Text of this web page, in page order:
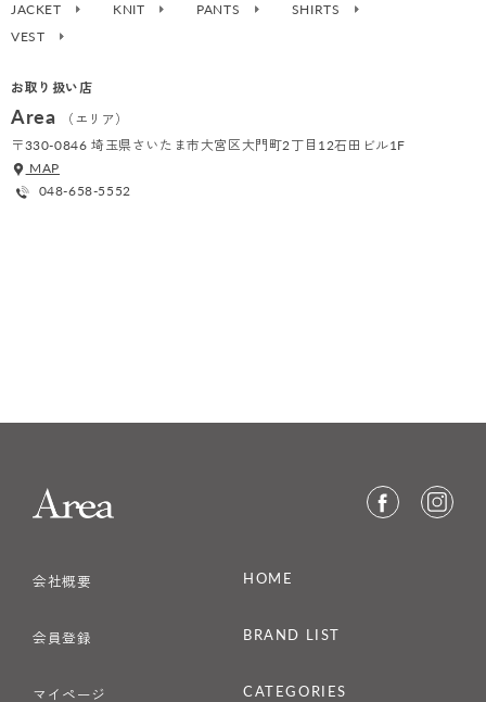
JACKET
KNIT PANTS
SHIRTS
VEST
お取り扱い店
Area
（エリア）
〒330-0846 埼玉県さいたま市大宮区大門町2丁目12石田ビル1F
MAP
048-658-5552
会社概要
会員登録
マイページ
HOME
BRAND LIST
CATEGORIES